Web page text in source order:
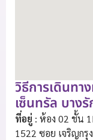
วิธีการเดินทา
เซ็นทรัล บางรั
ที่อยู่ : ห้อง 02 ชั้น
1522 ซอย เจริญกรุ